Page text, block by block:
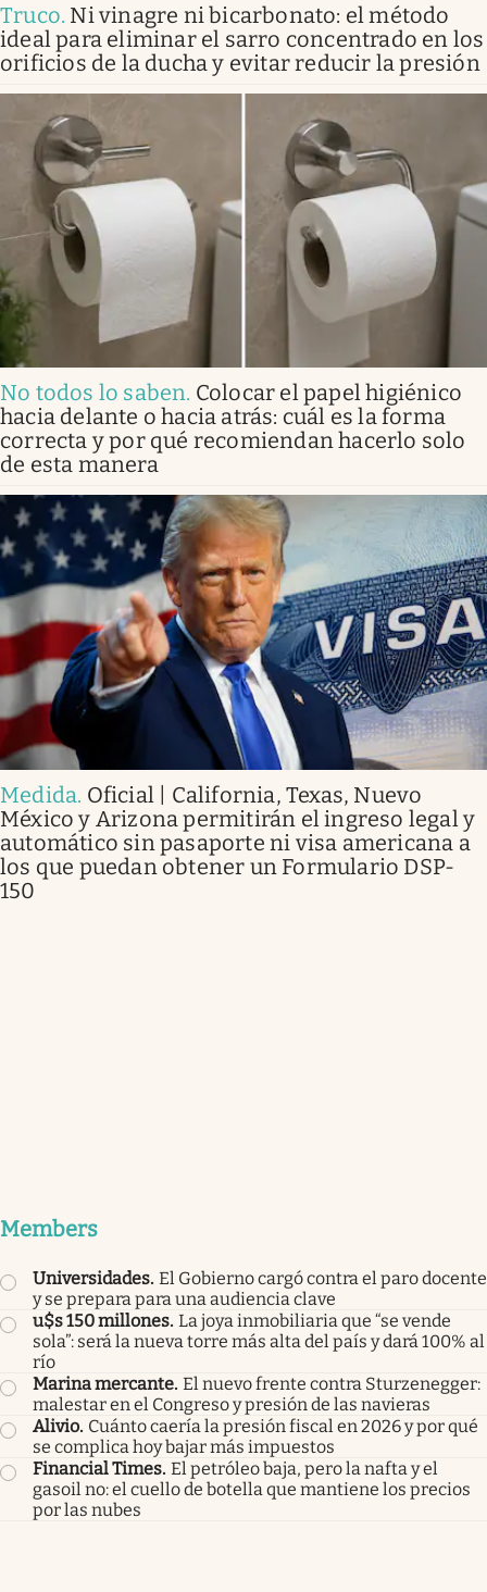
Truco. Ni vinagre ni bicarbonato: el método
ideal para eliminar el sarro concentrado en los
orificios de la ducha y evitar reducir la presión
No todos lo saben. Colocar el papel higiénico
hacia delante o hacia atrás: cuál es la forma
correcta y por qué recomiendan hacerlo solo
de esta manera
Medida. Oficial | California, Texas, Nuevo
México y Arizona permitirán el ingreso legal y
automático sin pasaporte ni visa americana a
los que puedan obtener un Formulario DSP-
150
Members
Universidades. El Gobierno cargó contra el paro docente
y se prepara para una audiencia clave
u$s 150 millones. La joya inmobiliaria que “se vende
sola”: será la nueva torre más alta del país y dará 100% al
río
Marina mercante. El nuevo frente contra Sturzenegger:
malestar en el Congreso y presión de las navieras
Alivio. Cuánto caería la presión fiscal en 2026 y por qué
se complica hoy bajar más impuestos
Financial Times. El petróleo baja, pero la nafta y el
gasoil no: el cuello de botella que mantiene los precios
por las nubes